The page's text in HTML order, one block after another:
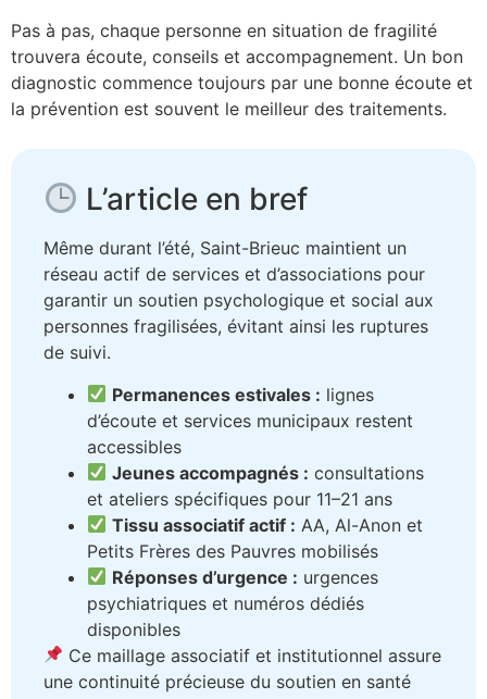
Pas à pas, chaque personne en situation de fragilité
trouvera écoute, conseils et accompagnement. Un bon
diagnostic commence toujours par une bonne écoute et
la prévention est souvent le meilleur des traitements.
L’article en bref
Même durant l’été, Saint-Brieuc maintient un
réseau actif de services et d’associations pour
garantir un soutien psychologique et social aux
personnes fragilisées, évitant ainsi les ruptures
de suivi.
Permanences estivales : lignes
d’écoute et services municipaux restent
accessibles
Jeunes accompagnés : consultations
et ateliers spécifiques pour 11–21 ans
Tissu associatif actif : AA, Al-Anon et
Petits Frères des Pauvres mobilisés
Réponses d’urgence : urgences
psychiatriques et numéros dédiés
disponibles
Ce maillage associatif et institutionnel assure
une continuité précieuse du soutien en santé